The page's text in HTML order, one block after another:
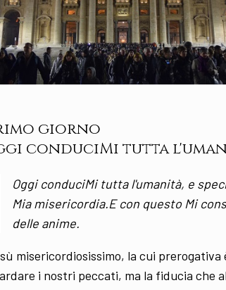
giorno
conduciMi tutta
Oggi conduciMi tutta l'umanità, e
Mia misericordia.E con questo Mi
delle anime.
misericordiosissimo, la cui
i nostri peccati, ma la fiducia che